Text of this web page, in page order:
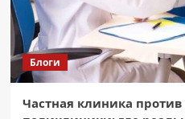
Блоги
Частная клиника против